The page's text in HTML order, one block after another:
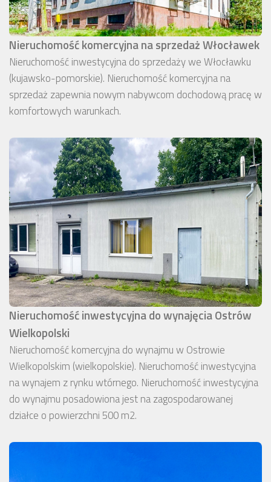
Nieruchomość komercyjna na sprzedaż Włocławek
Nieruchomość inwestycyjna do sprzedaży we Włocławku
(kujawsko-pomorskie). Nieruchomość komercyjna na
sprzedaż zapewnia nowym nabywcom dochodową pracę w
komfortowych warunkach.
Nieruchomość inwestycyjna do wynajęcia Ostrów
Wielkopolski
Nieruchomość komercyjna do wynajmu w Ostrowie
Wielkopolskim (wielkopolskie). Nieruchomość inwestycyjna
na wynajem z rynku wtórnego. Nieruchomość inwestycyjna
do wynajmu posadowiona jest na zagospodarowanej
działce o powierzchni 500 m2.